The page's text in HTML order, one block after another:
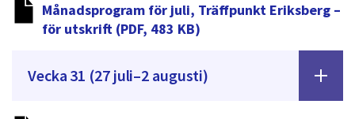
Månadsprogram för juli, Träffpunkt Eriksberg –
för utskrift (PDF, 483 KB)
Vecka 31 (27 juli–2 augusti)